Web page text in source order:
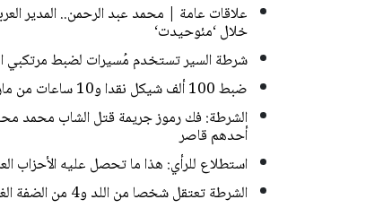
علاقات عامة | محمد عبد الرحمن.. المدير
خلال ‘مئوحيدت‘
شرطة السير تستخدم مُسيرات لضبط مرتكبي
ضبط 100 ألف شيكل نقدا و10 ساعات من ماركات فاخرة خلال مداهمات للشرطة في حيفا
أحدهم قاصر
استطلاع للرأي: هذا ما تحصل عليه الأحزاب
الشرطة تعتقل شخصا من اللد و4 من الضفة الغربية بشبهة سرقة منازل في منطقة المركز